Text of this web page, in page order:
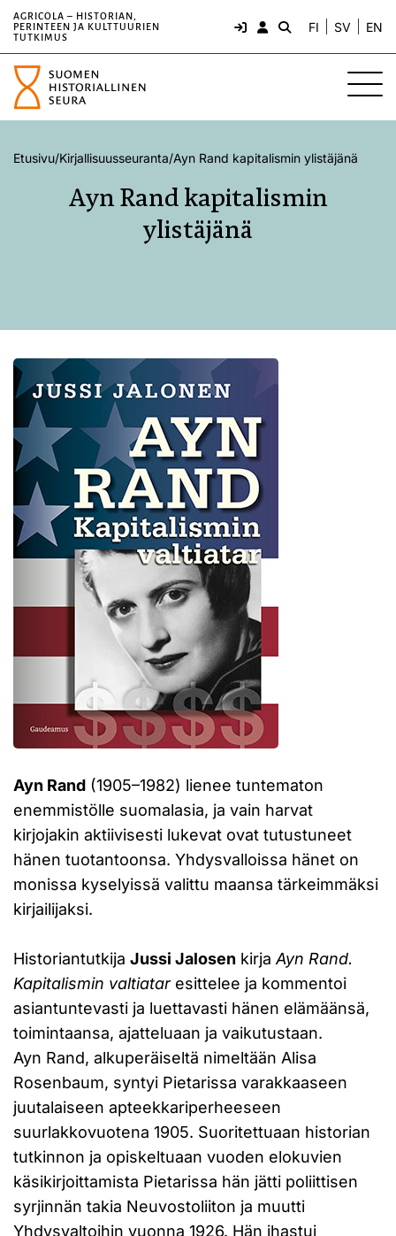
AGRICOLA – HISTORIAN,
PERINTEEN JA KULTTUURIEN
TUTKIMUS
FI SV EN
Etusivu/Kirjallisuusseuranta/Ayn Rand kapitalismin ylistäjänä
Ayn Rand kapitalismin
ylistäjänä
Ayn Rand (1905–1982) lienee tuntematon
enemmistölle suomalasia, ja vain harvat
kirjojakin aktiivisesti lukevat ovat tutustuneet
hänen tuotantoonsa. Yhdysvalloissa hänet on
monissa kyselyissä valittu maansa tärkeimmäksi
kirjailijaksi.
Historiantutkija Jussi Jalosen kirja Ayn Rand.
Kapitalismin valtiataresittelee ja kommentoi
asiantuntevasti ja luettavasti hänen elämäänsä,
toimintaansa, ajatteluaan ja vaikutustaan.
Ayn Rand, alkuperäiseltä nimeltään Alisa
Rosenbaum, syntyi Pietarissa varakkaaseen
juutalaiseen apteekkariperheeseen
suurlakkovuotena 1905. Suoritettuaan historian
tutkinnon ja opiskeltuaan vuoden elokuvien
käsikirjoittamista Pietarissa hän jätti poliittisen
syrjinnän takia Neuvostoliiton ja muutti
Yhdysvaltoihin vuonna 1926. Hän ihastui